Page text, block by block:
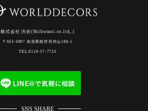
株式会社 渋谷(Shibutani.co.ltd,.)
〒633-0007 奈良県桜井市外山186-1
TEL:0120-37-7733
SNS SHARE